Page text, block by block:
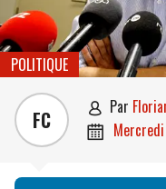
POLITIQUE
FC  par
